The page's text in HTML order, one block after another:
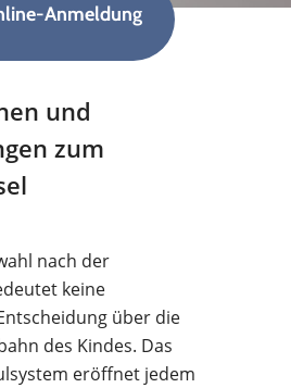
Anmeldung
und
zum
nach der
keine
über die
des Kindes. Das
eröffnet jedem